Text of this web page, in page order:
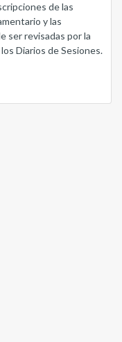
de las
y las
ser revisadas por la
Diarios de Sesiones.